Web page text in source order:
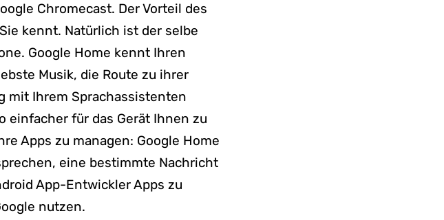
Chromecast. Der Vorteil des
kennt. Natürlich ist der selbe
Google Home kennt Ihren
Musik, die Route zu ihrer
mit Ihrem Sprachassistenten
einfacher für das Gerät Ihnen zu
Apps zu managen: Google Home
eine bestimmte Nachricht
App-Entwickler Apps zu
nutzen.